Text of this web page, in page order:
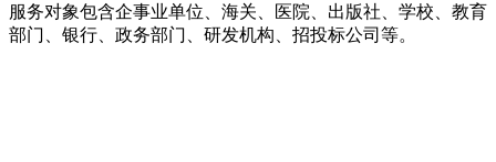
服务对象包含企事业单位、海关、医院、出版社、学校、教育
部门、银行、政务部门、研发机构、招投标公司等。